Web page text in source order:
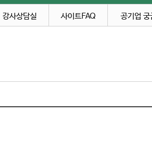
강사상담실 사이트FAQ 공기업